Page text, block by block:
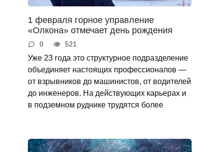
1 февраля горное управление
«Олкона» отмечает день рождения
0 521
Уже 23 года это структурное подразделение
объединяет настоящих профессионалов —
от взрывников до машинистов, от водителей
до инженеров. На действующих карьерах и
в подземном руднике трудятся более